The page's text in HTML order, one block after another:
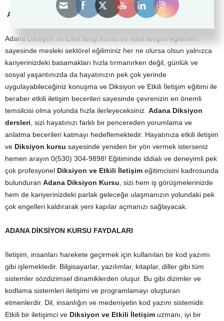
ADANA DİKSİYON KURSU ,PEKİ NEDEN?
Adana Diksiyon ve Etkili İletişi Kursu ve etkili iletişim eğitimleri
sayesinde mesleki sektörel eğiliminiz her ne olursa olsun yalnızca
kariyerinizdeki basamakları hızla tırmanırken değil, günlük ve
sosyal yaşantınızda da hayatınızın pek çok yerinde
uygulayabileceğiniz konuşma ve Diksiyon ve Etkili İletişim eğitimi ile
beraber etkili iletişim becerileri sayesinde çevrenizin en önemli
temsilcisi olma yolunda hızla ilerleyeceksiniz. Adana Diksiyon
dersleri , sizi hayatınızı farklı bir pencereden yorumlama ve
anlatma becerileri katmayı hedeflemektedir. Hayatınıza etkili iletişim
ve Diksiyon kursu sayesinde yeniden bir yön vermek isterseniz
hemen arayın 0(530) 304-9898! Eğitiminde iddialı ve deneyimli pek
çok profesyonel Diksiyon ve Etkili İletişim eğitimcisini kadrosunda
bulunduran Adana Diksiyon Kursu , sizi hem iş görüşmelerinizde
hem de kariyerinizdeki parlak geleceğe ulaşmanızın yolundaki pek
çok engelleri kaldırarak yeni kapılar açmanızı sağlayacak.
ADANA DİKSİYON KURSU FAYDALARI
İletişim, insanları harekete geçirmek için kullanılan bir kod yazımı
gibi işlemektedir. Bilgisayarlar, yazılımlar, kitaplar, diller gibi tüm
sistemler sözdizimsel dinamiklerden oluşur. Bu gibi dizimler ve
kodlama sistemleri iletişimi ve programlamayı oluşturan
etmenlerdir. Dil, insanlığın ve medeniyetin kod yazım sistemidir.
Etkili bir iletişimci ve Diksiyon ve Etkili İletişim uzmanı, iyi bir